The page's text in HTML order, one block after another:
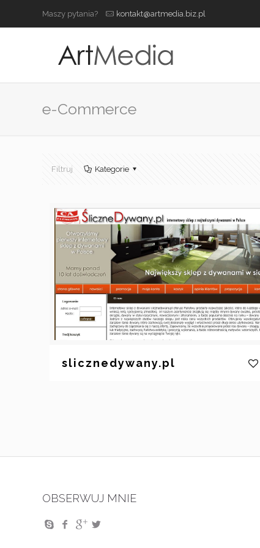
Maszy pytania? kontakt@artmedia.biz.pl
e-Commerce
Filtruj Kategorie
slicznedywany.pl
OBSERWUJ MNIE